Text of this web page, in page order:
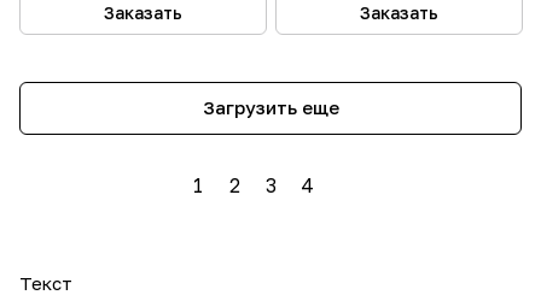
Заказать Заказать
Загрузить еще
1 2 3 4
Текст